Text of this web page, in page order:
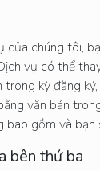
của chúng tôi,
vụ có thể
kỳ đăng
văn bản
gồm và
bên thứ ba